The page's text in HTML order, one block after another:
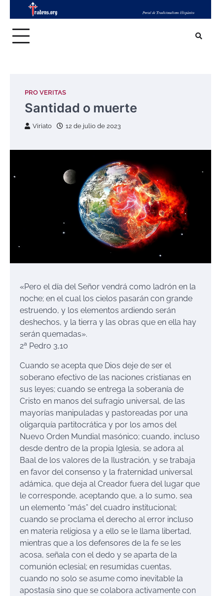
content
PRO VERITAS
Santidad o muerte
Viriato 12 de julio de 2023
«Pero el día del Señor vendrá como ladrón en la
noche; en el cual los cielos pasarán con grande
estruendo, y los elementos ardiendo serán
deshechos, y la tierra y las obras que en ella hay
serán quemadas».
2ª Pedro 3,10
Cuando se acepta que Dios deje de ser el
soberano efectivo de las naciones cristianas en
sus leyes; cuando se entrega la soberanía de
Cristo en manos del sufragio universal, de las
mayorías manipuladas y pastoreadas por una
oligarquía partitocrática y por los amos del
Nuevo Orden Mundial masónico; cuando, incluso
desde dentro de la propia Iglesia, se adora al
Baal de los valores de la Ilustración, y se trabaja
en favor del consenso y la fraternidad universal
adámica, que deja al Creador fuera del lugar que
le corresponde, aceptando que, a lo sumo, sea
un elemento “más” del cuadro institucional;
cuando se proclama el derecho al error incluso
en materia religiosa y a ello se le llama libertad,
mientras que a los defensores de la fe se les
acosa, señala con el dedo y se aparta de la
comunión eclesial; en resumidas cuentas,
cuando no solo se asume como inevitable la
apostasía sino que se colabora activamente con